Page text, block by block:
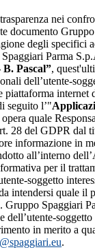
nei
documento
degli specifici
Parma
Pascal”,
dell’utente-
piattaforma internet
seguito l’"
quale
28 del GDPR dal
informazione in
all’interno
per il
soggetto
intendersi quale il
Gruppo Spaggiari
dell’utente-
in merito a
.